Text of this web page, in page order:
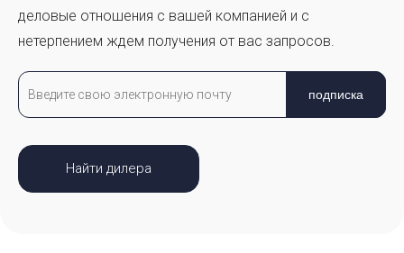
деловые отношения с вашей компанией и с
нетерпением ждем получения от вас запросов.
подписка
Найти дилера